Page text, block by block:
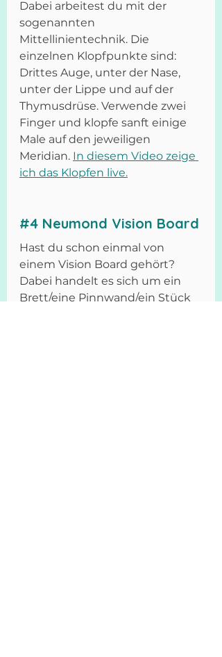
Dabei arbeitest du mit der
sogenannten
Mittellinientechnik. Die
einzelnen Klopfpunkte sind:
Drittes Auge, unter der Nase,
unter der Lippe und auf der
Thymusdrüse. Verwende zwei
Finger und klopfe sanft einige
Male auf den jeweiligen
Meridian. In diesem Video zeige
ich das Klopfen live.
#4 Neumond Vision Board
Hast du schon einmal von
einem Vision Board gehört?
Dabei handelt es sich um ein
Brett/eine Pinnwand/ein Stück